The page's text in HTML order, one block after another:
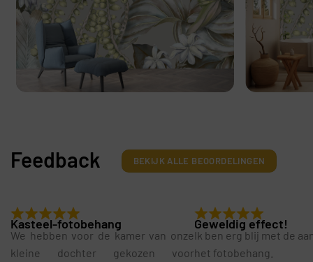
Feedback BEKIJK ALLE BEOORDELINGEN
Kasteel-fotobehang
We hebben voor de kamer van onze
kleine dochter gekozen voor
Geweldig effect!
Ik ben erg blij met de
het fotobehang.